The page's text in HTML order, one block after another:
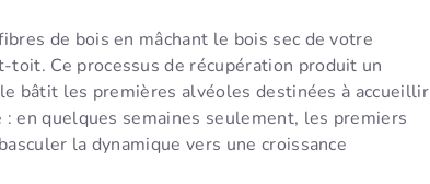
de bois en mâchant le bois sec de votre
toit. Ce processus de récupération produit un
bâtit les premières alvéoles destinées à accueillir
en quelques semaines seulement, les premiers
la dynamique vers une croissance